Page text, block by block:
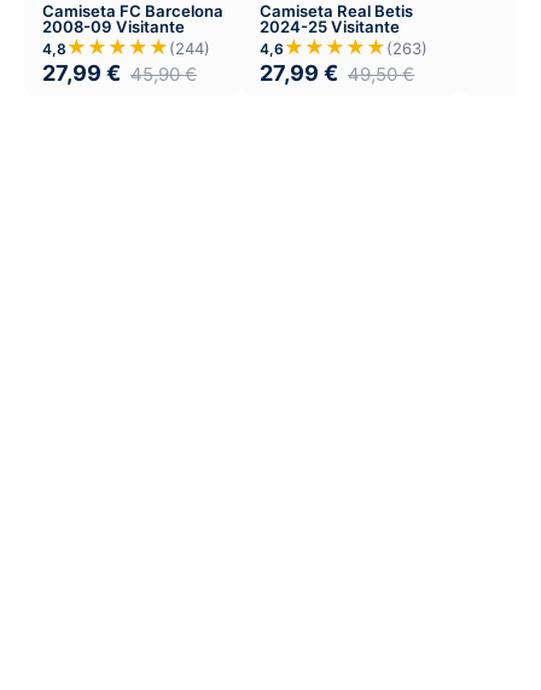
Camiseta FC Barcelona
2008-09 Visitante
4,8 ★★★★★(244)
27,99 € 45,90€
Camiseta Real Betis
2024-25 Visitante
4,6 ★★★★★(263)
27,99 € 49,50€